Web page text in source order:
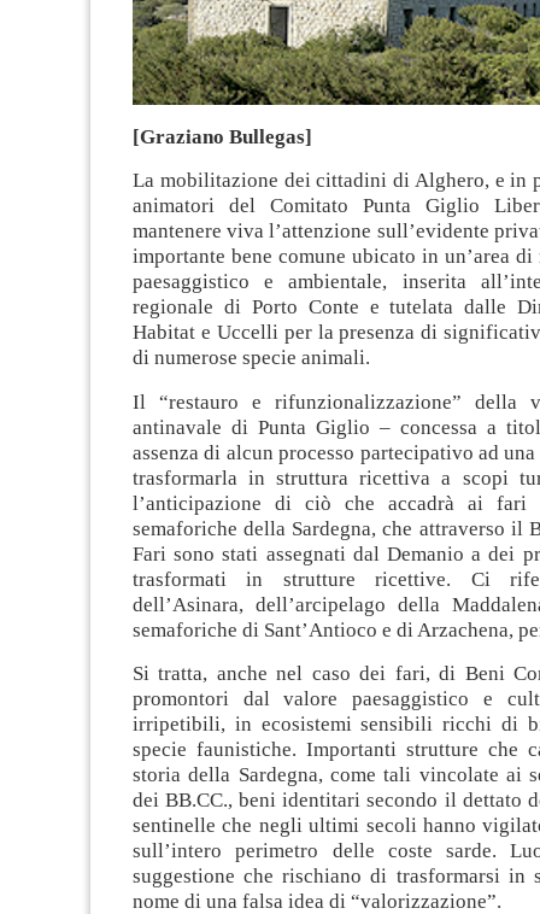
[Graziano Bullegas]
La mobilitazione dei cittadini di Alghero, e in
animatori del Comitato Punta Giglio
mantenere viva l’attenzione sull’evidente
importante bene comune ubicato in un’area
paesaggistico e ambientale, inserita
regionale di Porto Conte e tutelata dalle
Habitat e Uccelli per la presenza di
di numerose specie animali.
Il “restauro e rifunzionalizzazione” della
antinavale di Punta Giglio – concessa a
assenza di alcun processo partecipativo ad
trasformarla in struttura ricettiva a scopi
l’anticipazione di ciò che accadrà ai fari
semaforiche della Sardegna, che attraverso il
Fari sono stati assegnati dal Demanio a dei
trasformati in strutture ricettive. Ci
dell’Asinara, dell’arcipelago della
semaforiche di Sant’Antioco e di Arzachena,
Si tratta, anche nel caso dei fari, di Beni
promontori dal valore paesaggistico e
irripetibili, in ecosistemi sensibili ricchi di
specie faunistiche. Importanti strutture che
storia della Sardegna, come tali vincolate ai
dei BB.CC., beni identitari secondo il dettato
sentinelle che negli ultimi secoli hanno
sull’intero perimetro delle coste sarde.
suggestione che rischiano di trasformarsi in
nome di una falsa idea di “valorizzazione”.